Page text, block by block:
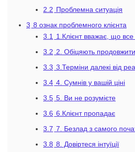
2.2 Проблемна ситуація
3 8 ознак проблемного клієнта
3.1
1.Клієнт вважає, що
3.2 2. Обіцяють
3.3 3.Терміни далекі від
3.4 4. Сумнів у вашій ціні
3.5 5. Ви не розумієте
3.6 6.Клієнт пропадає
3.7 7. Безлад з самого
3.8 8. Довіртеся інтуїції